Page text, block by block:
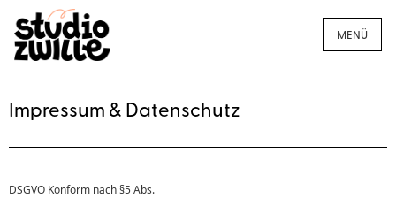
MENÜ
Impressum & Datenschutz
DSGVO Konform nach §5 Abs.